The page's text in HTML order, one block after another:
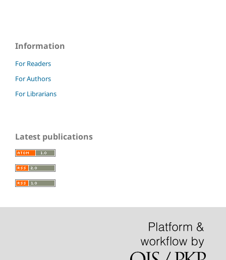
Information
For Readers
For Authors
For Librarians
Latest publications